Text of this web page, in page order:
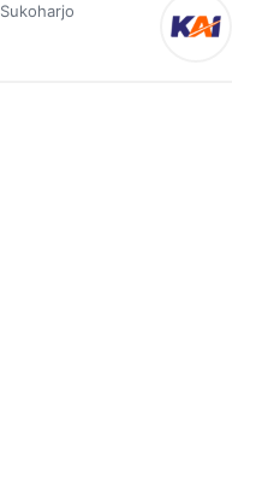
Sukoharjo